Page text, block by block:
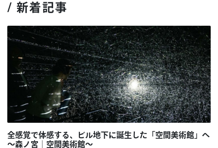
/ 新着記事
全感覚で体感する、ビル地下に誕生した「空間美術館」へ
～森ノ宮｜空間美術館～